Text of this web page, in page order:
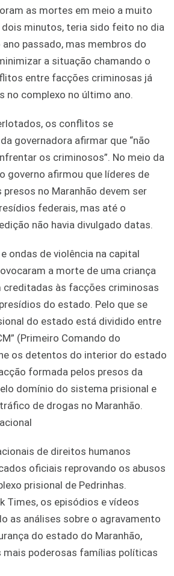
as mortes em meio a muito
dois minutos, teria sido feito no dia
passado, mas membros do
a situação chamando o
entre facções criminosas já
no complexo no último ano.
os conflitos se
governadora afirmar que “não
os criminosos”. No meio da
governo afirmou que líderes de
no Maranhão devem ser
federais, mas até o
não havia divulgado datas.
ondas de violência na capital
a morte de uma criança
creditadas às facções criminosas
do estado. Pelo que se
do estado está dividido entre
(Primeiro Comando do
os detentos do interior do estado
formada pelos presos da
domínio do sistema prisional e
de drogas no Maranhão.
de direitos humanos
oficiais reprovando os abusos
prisional de Pedrinhas.
Times, os episódios e vídeos
as análises sobre o agravamento
do estado do Maranhão,
mais poderosas famílias políticas